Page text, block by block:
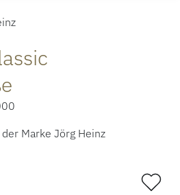
Marke Jörg Heinz